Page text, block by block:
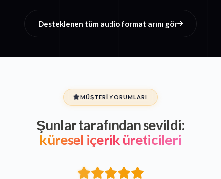
Desteklenen tüm audio formatlarını gör
MÜŞTERI YORUMLARI
Şunlar tarafından sevildi:
küresel içerik üreticileri